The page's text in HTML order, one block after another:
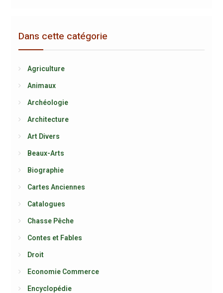
Dans cette catégorie
Agriculture
Animaux
Archéologie
Architecture
Art Divers
Beaux-Arts
Biographie
Cartes Anciennes
Catalogues
Chasse Pêche
Contes et Fables
Droit
Economie Commerce
Encyclopédie